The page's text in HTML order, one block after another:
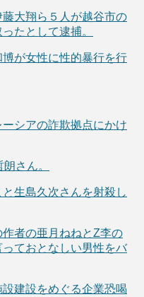
大翔ら５人が越谷市の
たとして逮捕。
が女性に性的暴行を行
シアの詐欺拠点にかけ
さん。
生島久次さんを射殺し
作者の亜月ねねとZ李の
ておとなしい男性をバ
建設をめぐる企業恐喝